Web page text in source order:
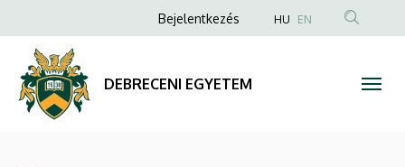
Telefonkönyv
DEBRECENI
EGYETEM
a
tartalomra
Anonim
menüje
Bejelentkezés HU EN
DEBRECENI EGYETEM